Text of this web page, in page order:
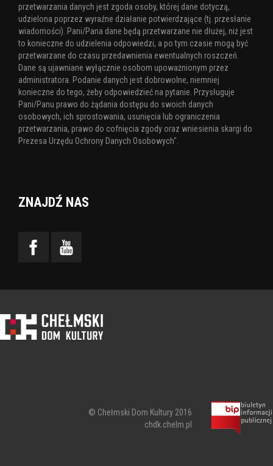
przetwarzania danych jest zgoda osoby, której dane dotyczą,
udzielona poprzez wyraźne działanie potwierdzające (tj. przesłanie
wiadomości). Pani/Pana dane będą przetwarzane nie dłużej, niż jest
to konieczne do udzielenia odpowiedzi, a po tym czasie mogą być
przetwarzane do czasu przedawnienia ewentualnych roszczeń.
Dane są ujawniane wyłącznie osobom upoważnionym przez
administratora. Podanie danych jest dobrowolne, niemniej
konieczne do tego, żeby odpowiedzieć na pytanie. Przysługuje
Pani/Panu prawo do żądania dostępu do swoich danych
osobowych, ich sprostowania, usunięcia lub ograniczenia
przetwarzania, prawo do cofnięcia zgody oraz wniesienia skargi do
Prezesa Urzędu Ochrony Danych Osobowych".
ZNAJDŹ NAS
© Chełmski Dom Kultury 2016
chdk.chelm.pl